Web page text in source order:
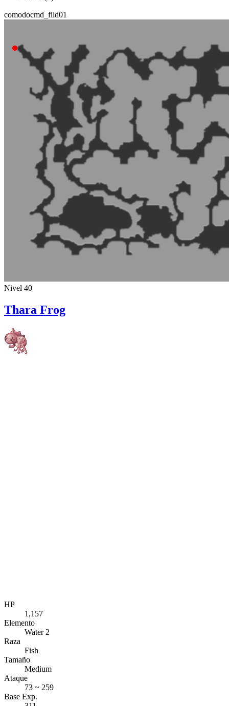
comodocmd_fild01
Nivel 40
Thara Frog
HP
1,157
Elemento
Water 2
Raza
Fish
Tamaño
Medium
Ataque
73 ~ 259
Base Exp.